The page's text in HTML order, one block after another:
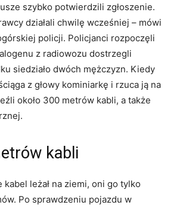
szybko potwierdzili zgłoszenie.
działali chwilę wcześniej – mówi
policji. Policjanci rozpoczęli
z radiowozu dostrzegli
siedziało dwóch mężczyzn. Kiedy
z głowy kominiarkę i rzuca ją na
około 300 metrów kabli, a także
kabli
kabel leżał na ziemi, oni go tylko
Po sprawdzeniu pojazdu w